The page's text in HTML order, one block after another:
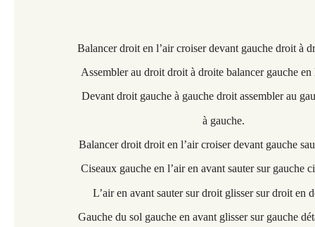
Balancer droit en l’air croiser devant gauche droit à
Assembler au droit droit à droite balancer gauche en
Devant droit gauche à gauche droit assembler au
à gauche.
Balancer droit droit en l’air croiser devant gauche
Ciseaux gauche en l’air en avant sauter sur gauche
L’air en avant sauter sur droit glisser sur droit en
Gauche du sol gauche en avant glisser sur gauche